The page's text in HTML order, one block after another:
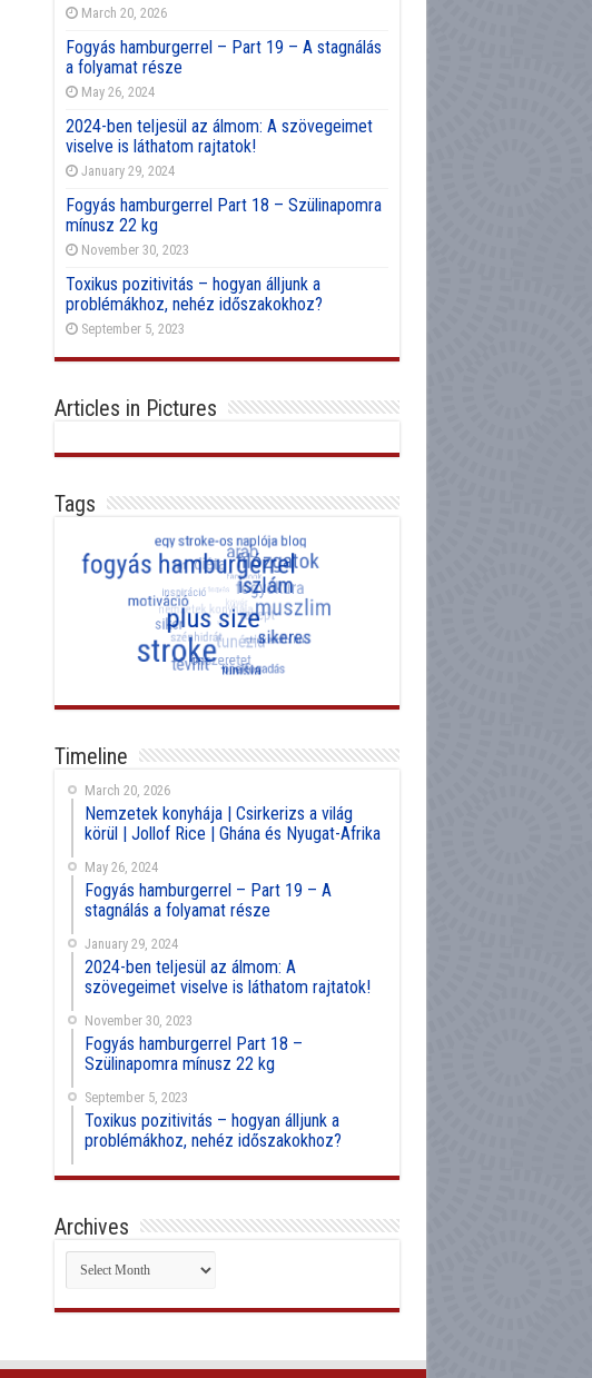
March 20, 2026
Fogyás hamburgerrel – Part 19 – A stagnálás
a folyamat része
May 26, 2024
2024-ben teljesül az álmom: A szövegeimet
viselve is láthatom rajtatok!
January 29, 2024
Fogyás hamburgerrel Part 18 – Szülinapomra
mínusz 22 kg
November 30, 2023
Toxikus pozitivitás – hogyan álljunk a
problémákhoz, nehéz időszakokhoz?
September 5, 2023
Articles in Pictures
Tags
Timeline
March 20, 2026
Nemzetek konyhája | Csirkerizs a világ
körül | Jollof Rice | Ghána és Nyugat-Afrika
May 26, 2024
Fogyás hamburgerrel – Part 19 – A
stagnálás a folyamat része
January 29, 2024
2024-ben teljesül az álmom: A
szövegeimet viselve is láthatom rajtatok!
November 30, 2023
Fogyás hamburgerrel Part 18 –
Szülinapomra mínusz 22 kg
September 5, 2023
Toxikus pozitivitás – hogyan álljunk a
problémákhoz, nehéz időszakokhoz?
Archives
Archives